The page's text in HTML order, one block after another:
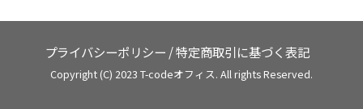
プライバシーポリシー /特定商取引に基づく表記
Copyright (C) 2023 T-codeオフィス. All rights Reserved.